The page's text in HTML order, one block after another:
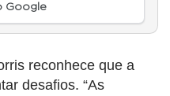
Google
reconhece que a
desafios. “As